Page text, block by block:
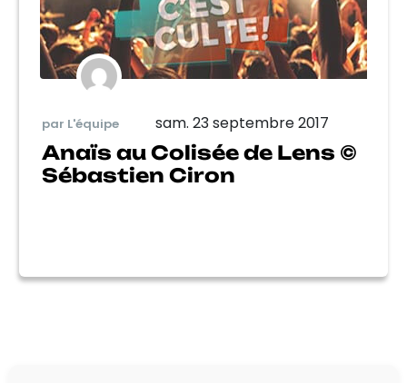
par L'équipe sam. 23 septembre 2017
Anaïs au Colisée de Lens ©
Sébastien Ciron